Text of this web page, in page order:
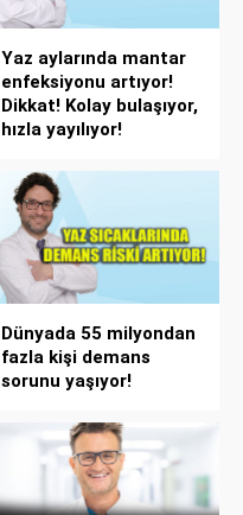
Yaz aylarında mantar
enfeksiyonu artıyor!
Dikkat! Kolay bulaşıyor,
hızla yayılıyor!
Dünyada 55 milyondan
fazla kişi demans
sorunu yaşıyor!